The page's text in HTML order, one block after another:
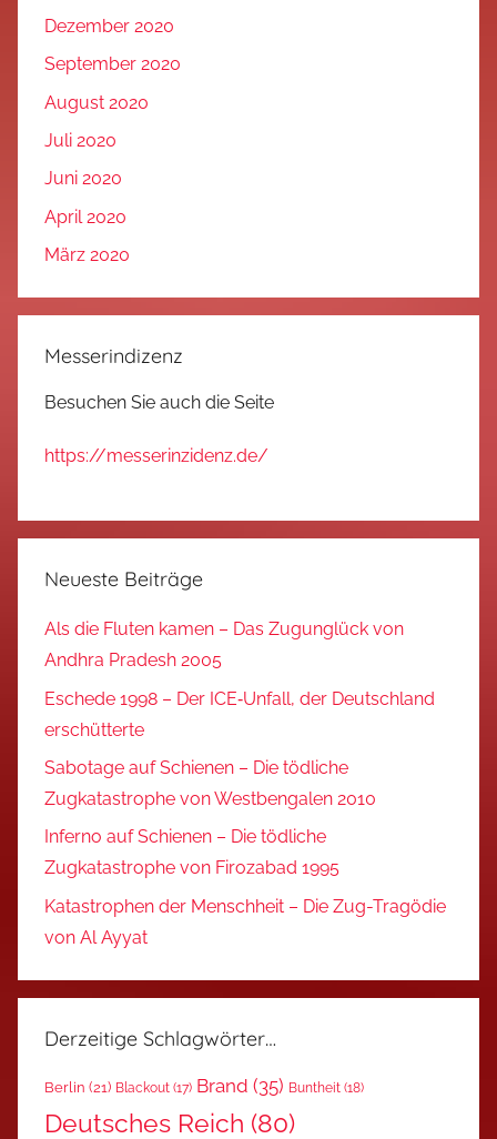
Dezember 2020
September 2020
August 2020
Juli 2020
Juni 2020
April 2020
März 2020
Messerindizenz
Besuchen Sie auch die Seite
https://messerinzidenz.de/
Neueste Beiträge
Als die Fluten kamen – Das Zugunglück von
Andhra Pradesh 2005
Eschede 1998 – Der ICE‑Unfall, der Deutschland
erschütterte
Sabotage auf Schienen – Die tödliche
Zugkatastrophe von Westbengalen 2010
Inferno auf Schienen – Die tödliche
Zugkatastrophe von Firozabad 1995
Katastrophen der Menschheit – Die Zug-Tragödie
von Al Ayyat
Derzeitige Schlagwörter…
Berlin (21) Blackout (17) Brand (35) Buntheit (18)
Deutsches Reich (80)